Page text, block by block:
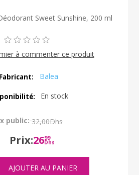
Sweet Sunshine, 200 ml
à commenter ce produit
Fabricant: Balea
En stock
public: 32,00Dhs
Prix:2699
Dhs